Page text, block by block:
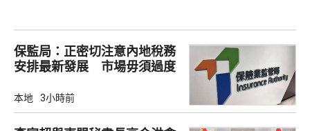
保監局：正密切注意內地稅務
安排最新發展 市場毋須過度
本地 3小時前